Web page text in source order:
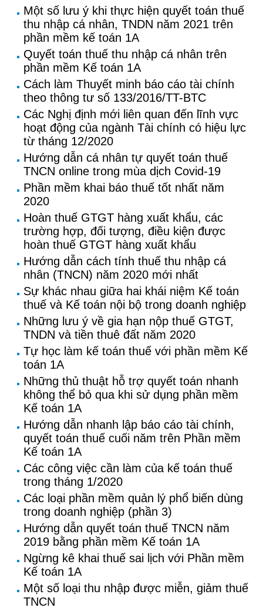
Một số lưu ý khi thực hiện quyết toán thuế
thu nhập cá nhân, TNDN năm 2021 trên
phần mềm kế toán 1A
Quyết toán thuế thu nhập cá nhân trên
phần mềm Kế toán 1A
Cách làm Thuyết minh báo cáo tài chính
theo thông tư số 133/2016/TT-BTC
Các Nghị định mới liên quan đến lĩnh vực
hoạt động của ngành Tài chính có hiệu lực
từ tháng 12/2020
Hướng dẫn cá nhân tự quyết toán thuế
TNCN online trong mùa dịch Covid-19
Phần mềm khai báo thuế tốt nhất năm
2020
Hoàn thuế GTGT hàng xuất khẩu, các
trường hợp, đối tượng, điều kiện được
hoàn thuế GTGT hàng xuất khẩu
Hướng dẫn cách tính thuế thu nhập cá
nhân (TNCN) năm 2020 mới nhất
Sự khác nhau giữa hai khái niệm Kế toán
thuế và Kế toán nội bộ trong doanh nghiệp
Những lưu ý về gia hạn nộp thuế GTGT,
TNDN và tiền thuê đất năm 2020
Tự học làm kế toán thuế với phần mềm Kế
toán 1A
Những thủ thuật hỗ trợ quyết toán nhanh
không thể bỏ qua khi sử dụng phần mềm
Kế toán 1A
Hướng dẫn nhanh lập báo cáo tài chính,
quyết toán thuế cuối năm trên Phần mềm
Kế toán 1A
Các công việc cần làm của kế toán thuế
trong tháng 1/2020
Các loại phần mềm quản lý phổ biến dùng
trong doanh nghiệp (phần 3)
Hướng dẫn quyết toán thuế TNCN năm
2019 bằng phần mềm Kế toán 1A
Ngừng kê khai thuế sai lịch với Phần mềm
Kế toán 1A
Một số loại thu nhập được miễn, giảm thuế
TNCN